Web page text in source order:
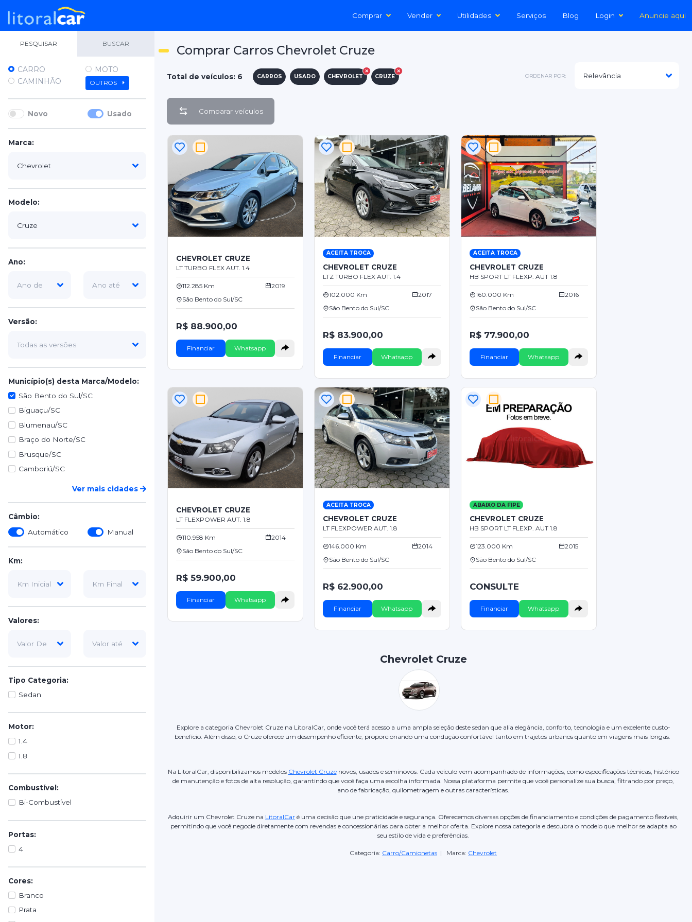
Comprar Vender Utilidades Serviços Blog Login Anuncie aqui
PESQUISAR BUSCAR
CARRO
MOTO
CAMINHÃO
OUTROS
Novo Usado
Marca:
Modelo:
Ano:
Versão:
Município(s) desta Marca/Modelo:
São Bento do Sul/SC
Biguaçu/SC
Blumenau/SC
Braço do Norte/SC
Brusque/SC
Camboriú/SC
Ver mais cidades
Câmbio:
Automático
Manual
Km:
Valores:
Tipo Categoria:
Sedan
Motor:
1.4
1.8
Combustível:
Bi-Combustível
Portas:
4
Cores:
Branco
Prata
Comprar Carros Chevrolet Cruze
Total de veículos: 6 CARROS USADO CHEVROLET CRUZE ORDENAR POR:
Comparar veículos
CHEVROLET CRUZE
LT TURBO FLEX AUT. 1.4
112.285 Km
2019
São Bento do Sul/SC
R$ 88.900,00
Financiar Whatsapp
ACEITA TROCA
CHEVROLET CRUZE
LTZ TURBO FLEX AUT. 1.4
102.000 Km
2017
São Bento do Sul/SC
R$ 83.900,00
Financiar Whatsapp
ACEITA TROCA
CHEVROLET CRUZE
HB SPORT LT FLEXP. AUT 1.8
160.000 Km
2016
São Bento do Sul/SC
R$ 77.900,00
Financiar Whatsapp
CHEVROLET CRUZE
LT FLEXPOWER AUT. 1.8
110.958 Km
2014
São Bento do Sul/SC
R$ 59.900,00
Financiar Whatsapp
ACEITA TROCA
CHEVROLET CRUZE
LT FLEXPOWER AUT. 1.8
146.000 Km
2014
São Bento do Sul/SC
R$ 62.900,00
Financiar Whatsapp
ABAIXO DA FIPE
CHEVROLET CRUZE
HB SPORT LT FLEXP. AUT 1.8
123.000 Km
2015
São Bento do Sul/SC
CONSULTE
Financiar Whatsapp
Chevrolet Cruze
Explore a categoria Chevrolet Cruze na LitoralCar, onde você terá acesso a uma ampla seleção deste sedan que alia elegância, conforto, tecnologia e um excelente custo-
benefício. Além disso, o Cruze oferece um desempenho eficiente, proporcionando uma condução confortável tanto em trajetos urbanos quanto em viagens mais longas.
Na LitoralCar, disponibilizamos modelos Chevrolet Cruzenovos, usados e seminovos. Cada veículo vem acompanhado de informações, como especificações técnicas, histórico
de manutenção e fotos de alta resolução, garantindo que você faça uma escolha informada. Nossa plataforma permite que você personalize sua busca, filtrando por preço,
ano de fabricação, quilometragem e outras características.
Adquirir um Chevrolet Cruze na LitoralCar é uma decisão que une praticidade e segurança. Oferecemos diversas opções de financiamento e condições de pagamento flexíveis,
permitindo que você negocie diretamente com revendas e concessionárias para obter a melhor oferta. Explore nossa categoria e descubra o modelo que melhor se adapta ao
seu estilo de vida e preferências.
Categoria: Carro/Camionetas | Marca: Chevrolet